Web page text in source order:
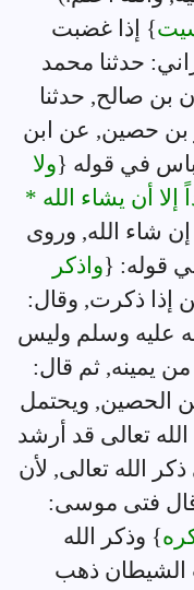
} إذا غضبت
حدثنا محمد
بن صالح, حدثنا
بن حصين, عن ابن
في قوله {ولا
أن يشاء الله *
شاء الله, وروى
قوله: {واذكر
إذا ذكرت, وقال:
عليه وسلم وليس
يمينه, ثم قال:
بن الحصين, ويحتمل
تعالى قد أرشد
الله تعالى, لأن
قال فتى موسى:
} وذكر الله
الشيطان ذهب